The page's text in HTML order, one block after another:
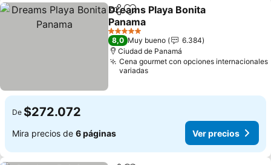
CompartirAgregar a favoritos
Dreams Playa Bonita
Panama
Ver precios
5 Estrellas
8,0 Muy bueno
6.384
Ciudad de Panamá
Cena gourmet con opciones internacionales
variadas
De $272.072
Mira precios de 6 páginas Ver precios